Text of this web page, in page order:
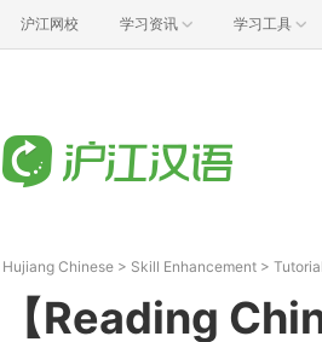
沪江网校 学习资讯 学习工具
Hujiang Chinese > Skill Enhancement >
【Reading